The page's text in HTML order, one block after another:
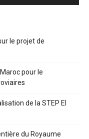
le projet de
pour le
de la STEP El
du Royaume